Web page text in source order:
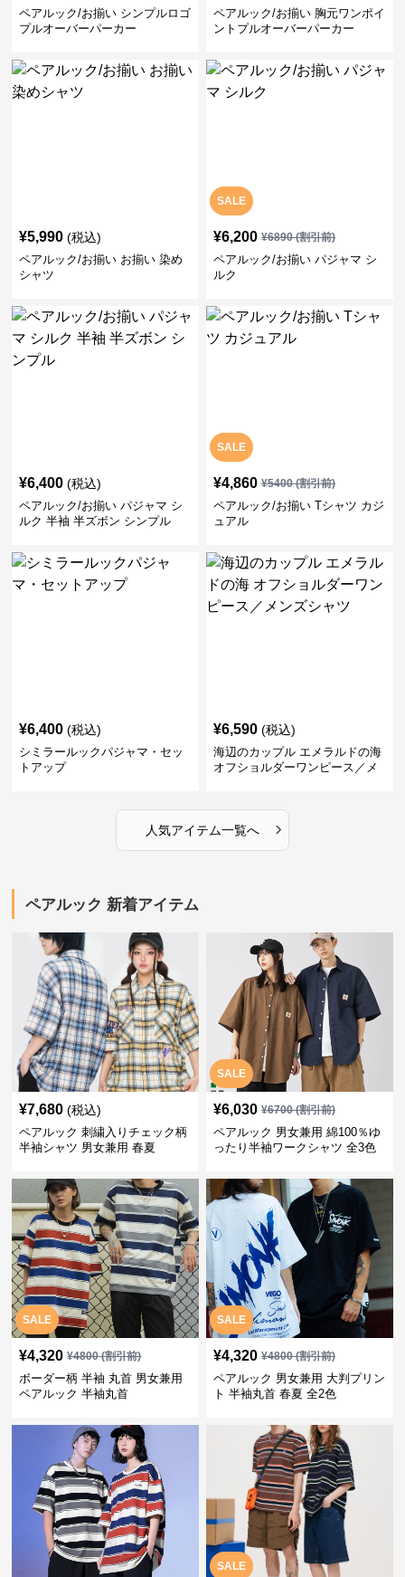
ペアルック/お揃い シンプルロゴ
プルオーバーパーカー
ペアルック/お揃い 胸元ワンポイ
ントプルオーバーパーカー
¥5,990 (税込)
ペアルック/お揃い お揃い 染め
シャツ
SALE
¥6,200 ¥6890(割引前)
ペアルック/お揃い パジャマ シ
ルク
¥6,400 (税込)
ペアルック/お揃い パジャマ シ
ルク 半袖 半ズボン シンプル
SALE
¥4,860 ¥5400(割引前)
ペアルック/お揃い Tシャツ カジ
ュアル
¥6,400 (税込)
シミラールックパジャマ・セッ
トアップ
¥6,590 (税込)
海辺のカップル エメラルドの海
オフショルダーワンピース／メ
人気アイテム一覧へ ›
ペアルック 新着アイテム
¥7,680 (税込)
ペアルック 刺繍入りチェック柄
半袖シャツ 男女兼用 春夏
SALE
¥6,030 ¥6700(割引前)
ペアルック 男女兼用 綿100％ゆ
ったり半袖ワークシャツ 全3色
SALE
¥4,320 ¥4800(割引前)
ボーダー柄 半袖 丸首 男女兼用
ペアルック 半袖丸首
SALE
¥4,320 ¥4800(割引前)
ペアルック 男女兼用 大判プリン
ト 半袖丸首 春夏 全2色
SALE